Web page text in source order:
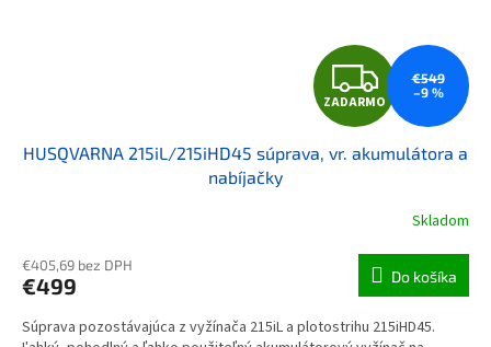
ZADARMO
€549
–9 %
HUSQVARNA 215iL/215iHD45 súprava, vr. akumulátora a
nabíjačky
Skladom
€405,69 bez DPH
€499 Do košíka
Súprava pozostávajúca z vyžínača 215iL a plotostrihu 215iHD45.